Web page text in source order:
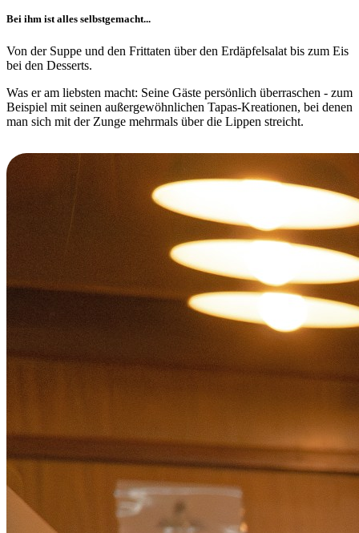
Bei ihm ist alles selbstgemacht...
Von der Suppe und den Frittaten über den Erdäpfelsalat bis zum Eis
bei den Desserts.
Was er am liebsten macht: Seine Gäste persönlich überraschen - zum
Beispiel mit seinen außergewöhnlichen Tapas-Kreationen, bei denen
man sich mit der Zunge mehrmals über die Lippen streicht.